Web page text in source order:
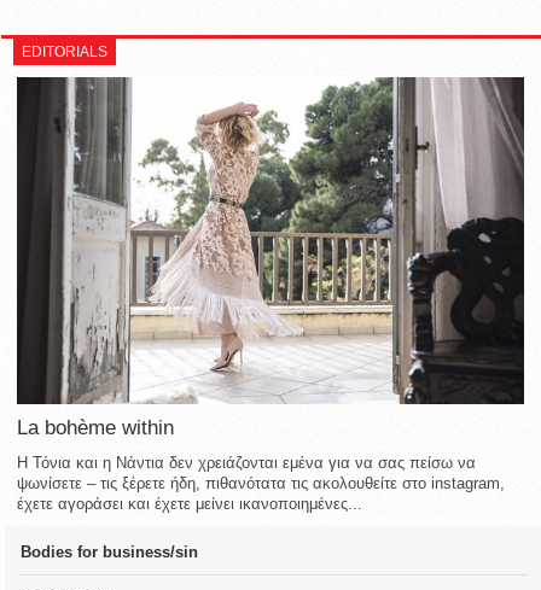
EDITORIALS
La bohème within
Η Τόνια και η Νάντια δεν χρειάζονται εμένα για να σας πείσω να
ψωνίσετε – τις ξέρετε ήδη, πιθανότατα τις ακολουθείτε στο instagram,
έχετε αγοράσει και έχετε μείνει ικανοποιημένες...
Bodies for business/sin